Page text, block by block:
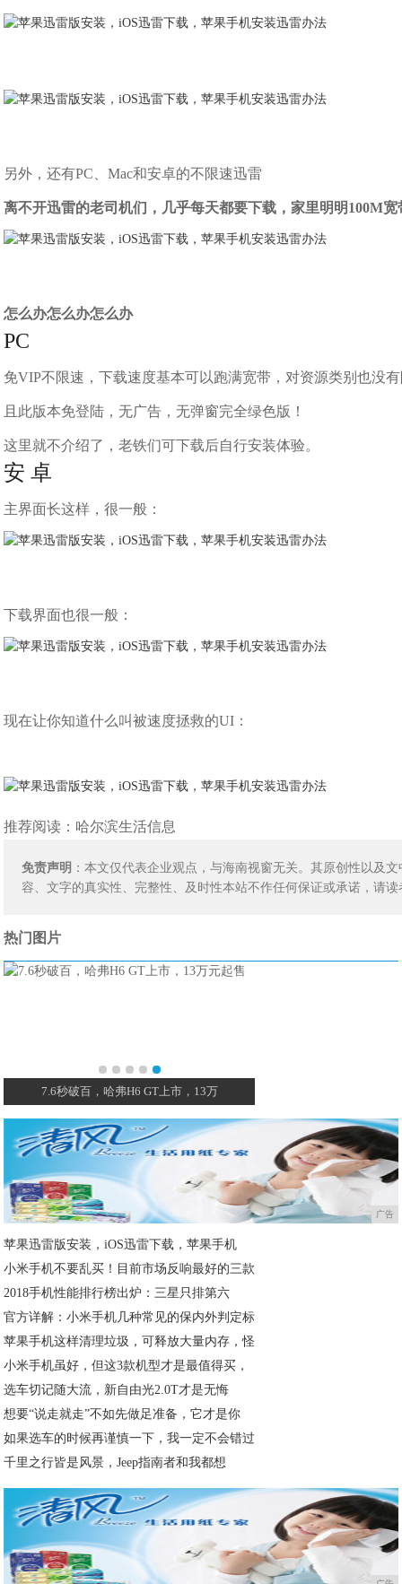
另外，还有PC、Mac和安卓的不限速迅雷
离不开迅雷的老司机们，几乎每天都要下载，家里明明100M
怎么办怎么办怎么办
PC
免VIP不限速，下载速度基本可以跑满宽带，对资源类别也没
且此版本免登陆，无广告，无弹窗完全绿色版！
这里就不介绍了，老铁们可下载后自行安装体验。
安 卓
主界面长这样，很一般：
下载界面也很一般：
现在让你知道什么叫被速度拯救的UI：
推荐阅读： 哈尔滨生活信息
免责声明 ：本文仅代表企业观点，与海南视窗无关。其原创性以及
容、文字的真实性、完整性、及时性本站不作任何保证或承诺，请
热门图片
7.6秒破百，哈弗H6 GT上市，13万
广告
苹果迅雷版安装，iOS迅雷下载，苹果手机
小米手机不要乱买！目前市场反响最好的三款
2018手机性能排行榜出炉：三星只排第六
官方详解：小米手机几种常见的保内外判定标
苹果手机这样清理垃圾，可释放大量内存，怪
小米手机虽好，但这3款机型才是最值得买，
选车切记随大流，新自由光2.0T才是无悔
想要“说走就走”不如先做足准备，它才是你
如果选车的时候再谨慎一下，我一定不会错过
千里之行皆是风景，Jeep指南者和我都想